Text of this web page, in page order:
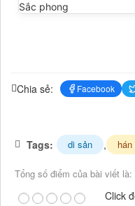
Chia sẻ: Facebook
Tags: di sản , hán
Tổng số điểm của bài viết
Click